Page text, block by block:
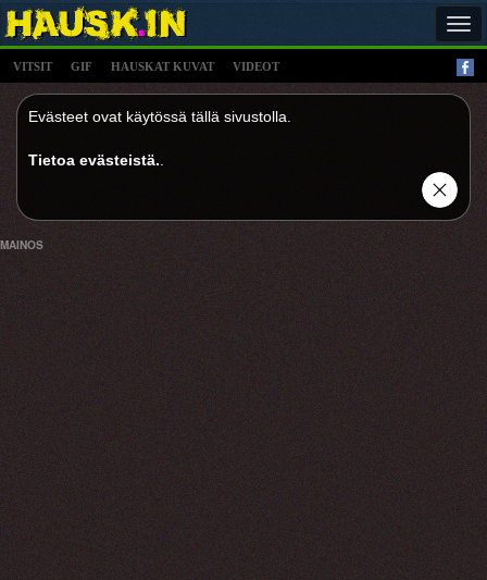
VITSIT GIF HAUSKAT KUVAT VIDEOT
Evästeet ovat käytössä tällä sivustolla.
Tietoa evästeistä.
MAINOS